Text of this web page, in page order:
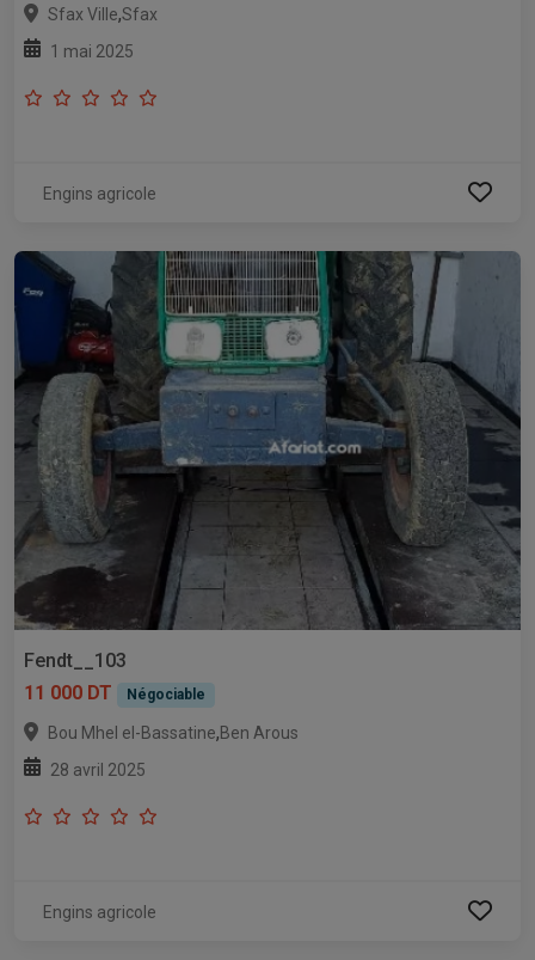
Sfax Ville,Sfax
1 mai 2025
Engins agricole
Fendt__103
11 000 DT
Négociable
Bou Mhel el-Bassatine,Ben Arous
28 avril 2025
Engins agricole